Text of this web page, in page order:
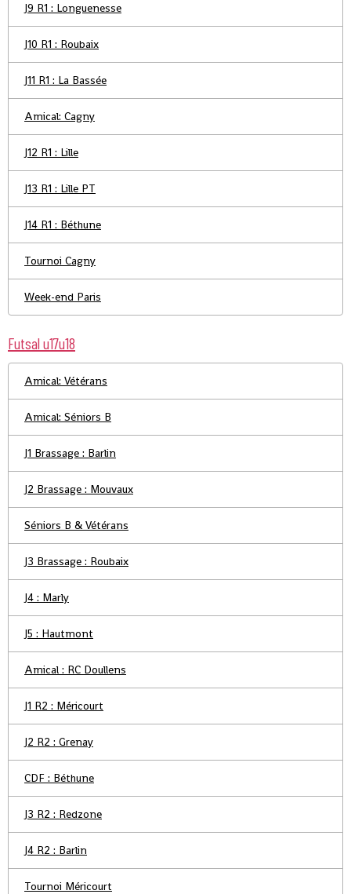
J9 R1 : Longuenesse
J10 R1 : Roubaix
J11 R1 : La Bassée
Amical: Cagny
J12 R1 : Lille
J13 R1 : Lille PT
J14 R1 : Béthune
Tournoi Cagny
Week-end Paris
Futsal u17u18
Amical: Vétérans
Amical: Séniors B
J1 Brassage : Barlin
J2 Brassage : Mouvaux
Séniors B & Vétérans
J3 Brassage : Roubaix
J4 : Marly
J5 : Hautmont
Amical : RC Doullens
J1 R2 : Méricourt
J2 R2 : Grenay
CDF : Béthune
J3 R2 : Redzone
J4 R2 : Barlin
Tournoi Méricourt